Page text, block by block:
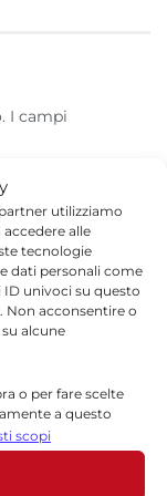
utilizziamo
alle
tecnologie
dati personali come
univoci su questo
Non acconsentire o
alcune
o per fare scelte
a questo
momento,
della Cookie
nella parte
scopi
I campi